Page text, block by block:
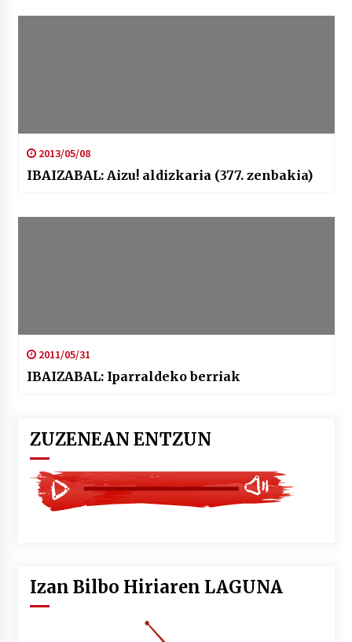
2013/05/08
IBAIZABAL: Aizu! aldizkaria (377. zenbakia)
2011/05/31
IBAIZABAL: Iparraldeko berriak
ZUZENEAN ENTZUN
Izan Bilbo Hiriaren LAGUNA